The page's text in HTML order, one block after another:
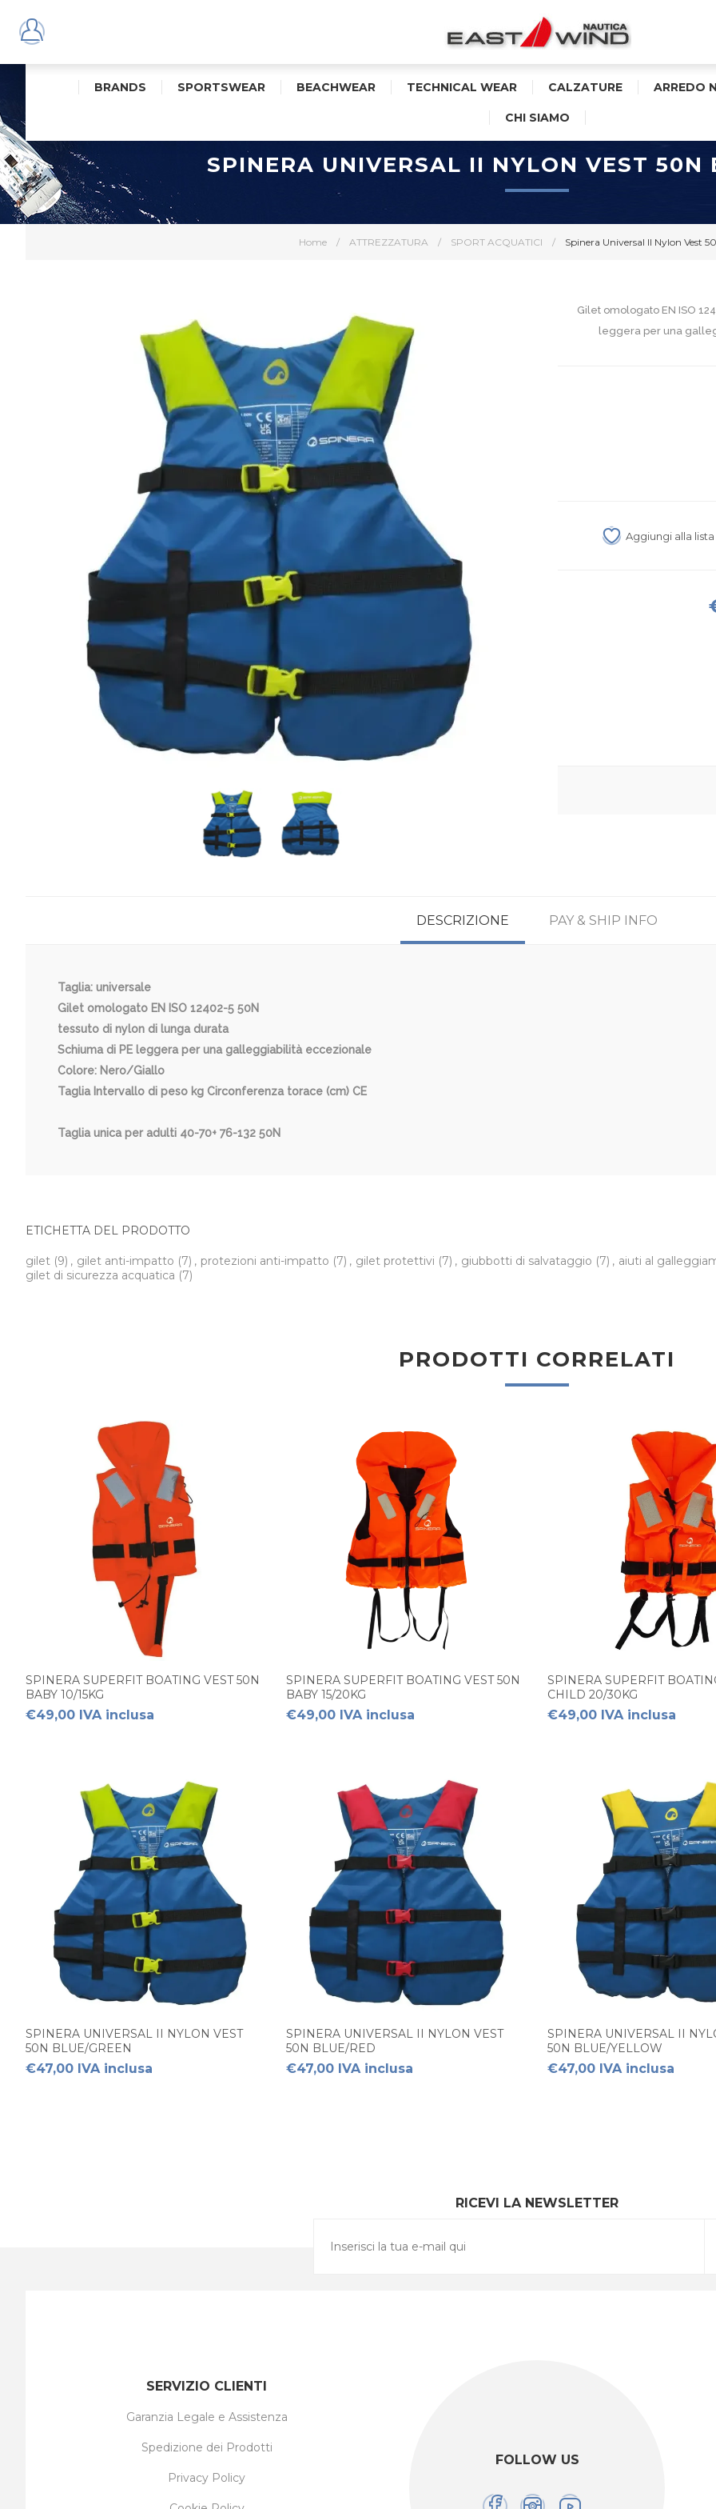
BRANDS SPORTSWEAR BEACHWEAR TECHNICAL WEAR CALZATURE ARREDO
CHI SIAMO
Home / ATTREZZATURA / SPORT ACQUATICI / Spinera Universal II Nylon Vest
SPINERA UNIVERSAL II NYLON VEST 50N
Gilet omologato EN ISO
leggera per una
Aggiungi alla
DESCRIZIONE PAY & SHIP INFO
Taglia: universale
Gilet omologato EN ISO 12402-5 50N
tessuto di nylon di lunga durata
Schiuma di PE leggera per una galleggiabilità eccezionale
Colore: Nero/Giallo
Taglia Intervallo di peso kg Circonferenza torace (cm) CE
Taglia unica per adulti 40-70+ 76-132 50N
ETICHETTA DEL PRODOTTO
gilet (9) , gilet anti-impatto (7) , protezioni anti-impatto (7) , gilet protettivi (7) , giubbotti di salvataggio (7) , aiuti al
gilet di sicurezza acquatica (7)
PRODOTTI CORRELATI
SPINERA SUPERFIT BOATING VEST 50N
BABY 10/15KG
€49,00 IVA inclusa
SPINERA SUPERFIT BOATING VEST 50N
BABY 15/20KG
€49,00 IVA inclusa
SPINERA SUPERFIT
CHILD 20/30KG
€49,00 IVA inclusa
SPINERA UNIVERSAL II NYLON VEST
50N BLUE/GREEN
€47,00 IVA inclusa
SPINERA UNIVERSAL II NYLON VEST
50N BLUE/RED
€47,00 IVA inclusa
SPINERA UNIVERSAL II
50N BLUE/YELLOW
€47,00 IVA inclusa
RICEVI LA NEWSLETTER
FOLLOW US
SERVIZIO CLIENTI
Garanzia Legale e Assistenza
Spedizione dei Prodotti
Privacy Policy